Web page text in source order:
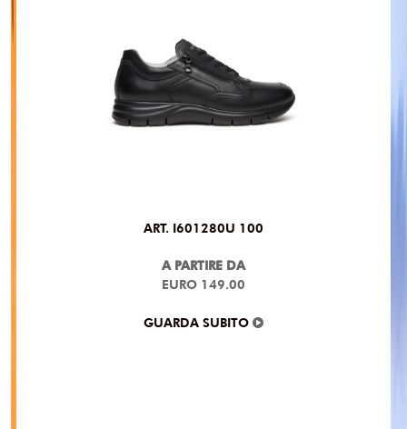
ART. I601280U 100
A PARTIRE DA
EURO 149.00
GUARDA SUBITO